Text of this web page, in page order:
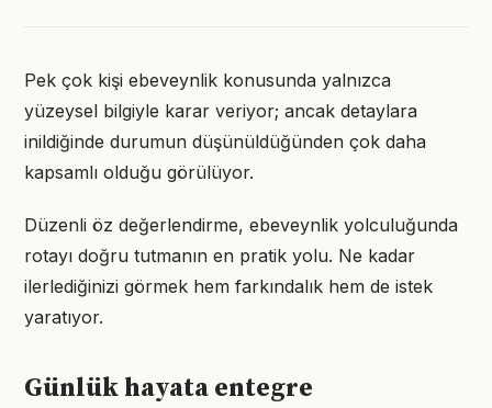
Pek çok kişi ebeveynlik konusunda yalnızca
yüzeysel bilgiyle karar veriyor; ancak detaylara
inildiğinde durumun düşünüldüğünden çok daha
kapsamlı olduğu görülüyor.
Düzenli öz değerlendirme, ebeveynlik yolculuğunda
rotayı doğru tutmanın en pratik yolu. Ne kadar
ilerlediğinizi görmek hem farkındalık hem de istek
yaratıyor.
Günlük hayata entegre